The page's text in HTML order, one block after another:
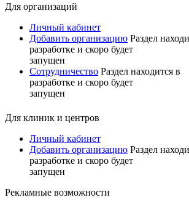
Для организаций
Личный кабинет
Добавить организацию Раздел
разработке и скоро будет
запущен
Сотрудничество Раздел находится в
разработке и скоро будет
запущен
Для клиник и центров
Личный кабинет
Добавить организацию Раздел
разработке и скоро будет
запущен
Рекламные возможности